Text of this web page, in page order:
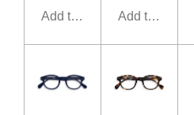
Add to cart Add to cart